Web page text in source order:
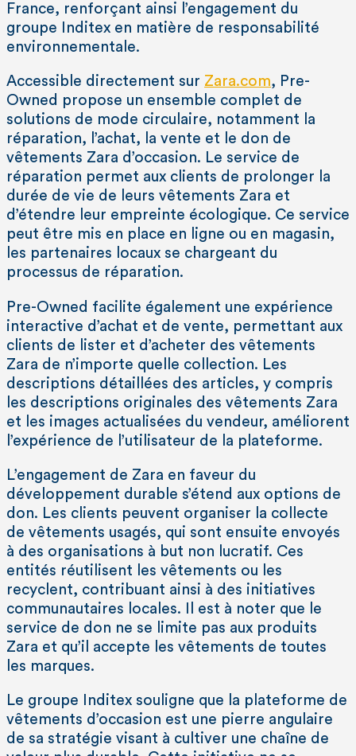
France, renforçant ainsi l’engagement du
groupe Inditex en matière de responsabilité
environnementale.
Accessible directement sur Zara.com, Pre-
Owned propose un ensemble complet de
solutions de mode circulaire, notamment la
réparation, l’achat, la vente et le don de
vêtements Zara d’occasion. Le service de
réparation permet aux clients de prolonger la
durée de vie de leurs vêtements Zara et
d’étendre leur empreinte écologique. Ce service
peut être mis en place en ligne ou en magasin,
les partenaires locaux se chargeant du
processus de réparation.
Pre-Owned facilite également une expérience
interactive d’achat et de vente, permettant aux
clients de lister et d’acheter des vêtements
Zara de n’importe quelle collection. Les
descriptions détaillées des articles, y compris
les descriptions originales des vêtements Zara
et les images actualisées du vendeur, améliorent
l’expérience de l’utilisateur de la plateforme.
L’engagement de Zara en faveur du
développement durable s’étend aux options de
don. Les clients peuvent organiser la collecte
de vêtements usagés, qui sont ensuite envoyés
à des organisations à but non lucratif. Ces
entités réutilisent les vêtements ou les
recyclent, contribuant ainsi à des initiatives
communautaires locales. Il est à noter que le
service de don ne se limite pas aux produits
Zara et qu’il accepte les vêtements de toutes
les marques.
Le groupe Inditex souligne que la plateforme de
vêtements d’occasion est une pierre angulaire
de sa stratégie visant à cultiver une chaîne de